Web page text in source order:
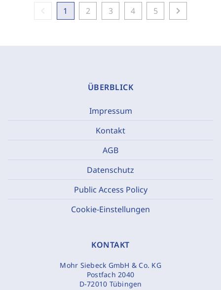
1 2 3 4 5 chevron_right
ÜBERBLICK
Impressum
Kontakt
AGB
Datenschutz
Public Access Policy
Cookie-Einstellungen
KONTAKT
Mohr Siebeck GmbH & Co. KG
Postfach 2040
D-72010 Tübingen